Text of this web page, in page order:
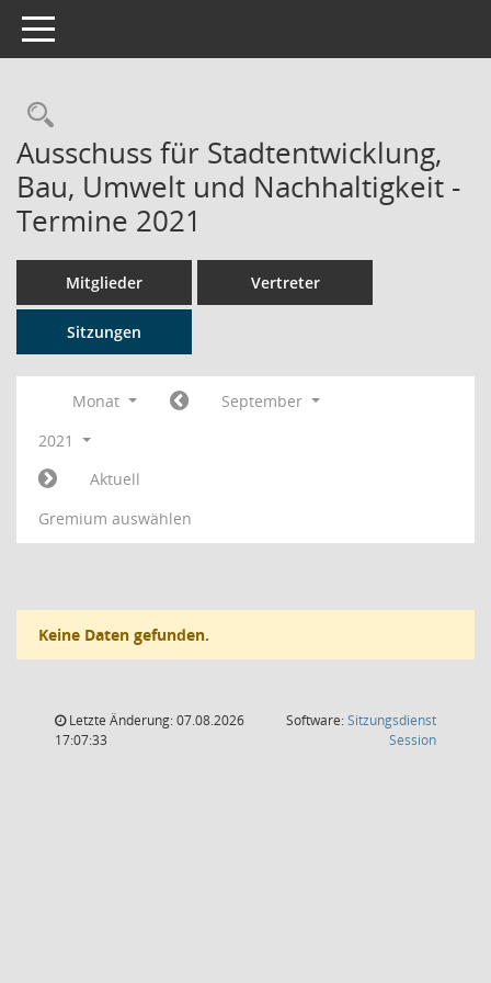
Toggle navigation
Rechercheauswahl
Ausschuss für Stadtentwicklung,
Bau, Umwelt und Nachhaltigkeit -
Termine 2021
Mitglieder Vertreter
Sitzungen
Monat
September
2021
Aktuell
Gremium auswählen
Keine Daten gefunden.
Letzte Änderung: 07.08.2026
17:07:33
Software:Sitzungsdienst
Session(Wird in